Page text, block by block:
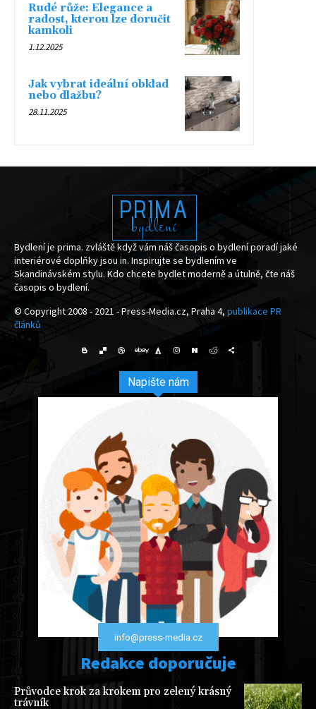
Rudé růže: Elegance a
radost, kterou lze doručit
kamkoli
1.12.2025
Jak vybrat ideální obklad
nebo dlažbu?
28.11.2025
PRIMA
bydlení
Bydlení je prima. zvláště když vám náš časopis o bydlení poradí jaké
interiérové doplňky jsou in. Inspirujte se bydlením ve
Skandinávském stylu. Kdo chcete bydlet moderně a útulně, čte náš
časopis o bydlení.
© Copyright 2008 - 2021 - Press-Media.cz, Praha 4, publikace PR
článků
Napište nám
info@press-media.cz
Redakce doporučuje
Průvodce krok za krokem pro zelený krásný
trávník